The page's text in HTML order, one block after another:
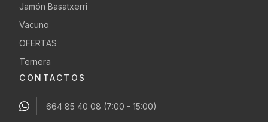
Jamón Basatxerri
Vacuno
OFERTAS
Ternera
CONTACTOS
664 85 40 08 (7:00 - 15:00)